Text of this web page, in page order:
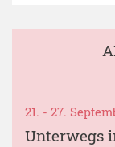
21. - 27.
Unterwegs